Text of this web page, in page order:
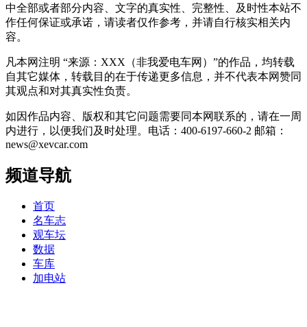
中全部或者部分内容、文字的真实性、完整性、及时性本站不
作任何保证或承诺，请读者仅作参考，并请自行核实相关内
容。
凡本网注明 “来源：XXX（非我爱电车网）”的作品，均转载
自其它媒体，转载目的在于传递更多信息，并不代表本网赞同
其观点和对其真实性负责。
如因作品内容、版权和其它问题需要同本网联系的，请在一周
内进行，以便我们及时处理。电话：400-6197-660-2 邮箱：
news@xevcar.com
频道导航
首页
名车志
观车坛
数据
车库
加电站